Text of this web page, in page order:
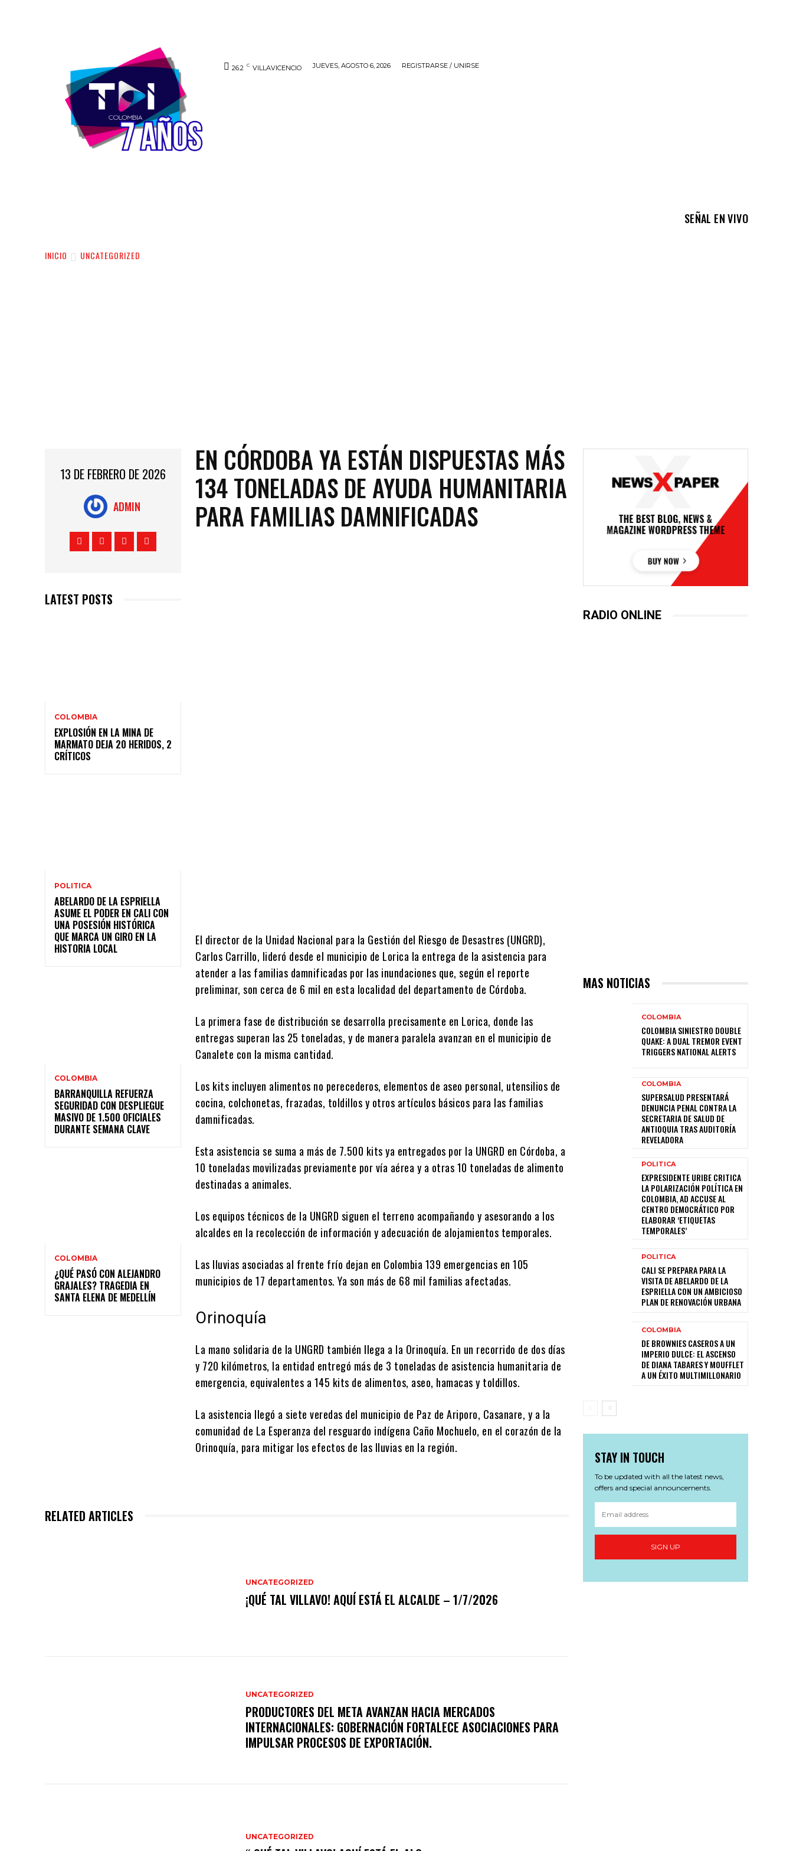
26.2 C VILLAVICENCIO JUEVES, AGOSTO 6, 2026 REGISTRARSE / UNIRSE
SEÑAL EN VIVO
INICIO UNCATEGORIZED
13 DE FEBRERO DE 2026
ADMIN
LATEST POSTS
COLOMBIA
EXPLOSIÓN EN LA MINA DE
MARMATO DEJA 20 HERIDOS, 2
CRÍTICOS
POLITICA
ABELARDO DE LA ESPRIELLA
ASUME EL PODER EN CALI CON
UNA POSESIÓN HISTÓRICA
QUE MARCA UN GIRO EN LA
HISTORIA LOCAL
COLOMBIA
BARRANQUILLA REFUERZA
SEGURIDAD CON DESPLIEGUE
MASIVO DE 1.500 OFICIALES
DURANTE SEMANA CLAVE
COLOMBIA
¿QUÉ PASÓ CON ALEJANDRO
GRAJALES? TRAGEDIA EN
SANTA ELENA DE MEDELLÍN
EN CÓRDOBA YA ESTÁN DISPUESTAS MÁS
134 TONELADAS DE AYUDA HUMANITARIA
PARA FAMILIAS DAMNIFICADAS
El director de la Unidad Nacional para la Gestión del Riesgo de Desastres (UNGRD),
Carlos Carrillo, lideró desde el municipio de Lorica la entrega de la asistencia para
atender a las familias damnificadas por las inundaciones que, según el reporte
preliminar, son cerca de 6 mil en esta localidad del departamento de Córdoba.
La primera fase de distribución se desarrolla precisamente en Lorica, donde las
entregas superan las 25 toneladas, y de manera paralela avanzan en el municipio de
Canalete con la misma cantidad.
Los kits incluyen alimentos no perecederos, elementos de aseo personal, utensilios de
cocina, colchonetas, frazadas, toldillos y otros artículos básicos para las familias
damnificadas.
Esta asistencia se suma a más de 7.500 kits ya entregados por la UNGRD en Córdoba, a
10 toneladas movilizadas previamente por vía aérea y a otras 10 toneladas de alimento
destinadas a animales.
Los equipos técnicos de la UNGRD siguen el terreno acompañando y asesorando a los
alcaldes en la recolección de información y adecuación de alojamientos temporales.
Las lluvias asociadas al frente frío dejan en Colombia 139 emergencias en 105
municipios de 17 departamentos. Ya son más de 68 mil familias afectadas.
Orino​quía
​La mano solidaria de la UNGRD también llega a la Orinoquía. En un recorrido de dos días
y 720 kilómetros, la entidad entregó más de 3 toneladas de asistencia humanitaria de
emergencia, equivalentes a 145 kits de alimentos, aseo, hamacas y toldillos.
La asistencia llegó a siete veredas del municipio de Paz de Ariporo, Casanare, y a la
comunidad de La Esperanza del resguardo indígena Caño Mochuelo, en el corazón de la
Orinoquía, para mitigar los efectos de las lluvias en la región.
RELATED ARTICLES
UNCATEGORIZED
¡QUÉ TAL VILLAVO! AQUÍ ESTÁ EL ALCALDE – 1/7/2026
UNCATEGORIZED
PRODUCTORES DEL META AVANZAN HACIA MERCADOS
INTERNACIONALES: GOBERNACIÓN FORTALECE ASOCIACIONES PARA
IMPULSAR PROCESOS DE EXPORTACIÓN.
UNCATEGORIZED
RADIO ONLINE
MAS NOTICIAS
COLOMBIA
COLOMBIA SINIESTRO DOUBLE
QUAKE: A DUAL TREMOR EVENT
TRIGGERS NATIONAL ALERTS
COLOMBIA
SUPERSALUD PRESENTARÁ
DENUNCIA PENAL CONTRA LA
SECRETARIA DE SALUD DE
ANTIOQUIA TRAS AUDITORÍA
REVELADORA
POLITICA
EXPRESIDENTE URIBE CRITICA
LA POLARIZACIÓN POLÍTICA EN
COLOMBIA, AD ACCUSE AL
CENTRO DEMOCRÁTICO POR
ELABORAR ‘ETIQUETAS
TEMPORALES’
POLITICA
CALI SE PREPARA PARA LA
VISITA DE ABELARDO DE LA
ESPRIELLA CON UN AMBICIOSO
PLAN DE RENOVACIÓN URBANA
COLOMBIA
DE BROWNIES CASEROS A UN
IMPERIO DULCE: EL ASCENSO
DE DIANA TABARES Y MOUFFLET
A UN ÉXITO MULTIMILLONARIO
STAY IN TOUCH
To be updated with all the latest news,
offers and special announcements.
SIGN UP